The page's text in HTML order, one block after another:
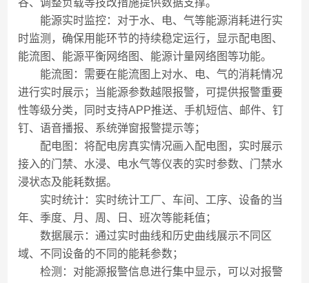
谷、调整负载等技改措施提供数据支撑。
能源实时监控：对于水、电、气等能源消耗进行实
时监测，确保用能环节的持续稳定运行，显示配电图、
能流图、能源平衡网络图、能源计量网络图等功能。
能流图：需要在能流图上对水、电、气的消耗情况
进行实时展示；当能源参数越限报警，可提供报警重要
性等级分类，同时支持APP推送、手机短信、邮件、钉
钉、语音播报、系统弹窗报警提示等；
配电图：将配电房真实情况画入配电图，实时展示
接入的门禁、水浸、电水气等仪表的实时参数、门禁水
浸状态及能耗数据。
实时统计：实时统计工厂、车间、工序、设备的当
年、季度、月、周、日、班次等能耗值；
数据展示：通过实时曲线和历史曲线展示不同区
域、不同设备的不同的能耗参数；
检测：对能源报警信息进行集中显示，可以对报警